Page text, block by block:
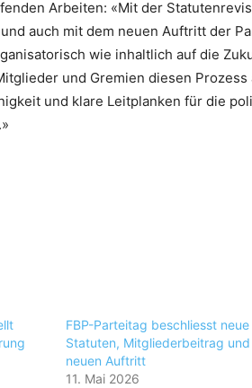
Arbeiten: «Mit der
auch mit dem neuen Auftritt der
wie inhaltlich auf die
und Gremien diesen
und klare Leitplanken für die
FBP-Parteitag beschliesst neue
Statuten, Mitgliederbeitrag und
neuen Auftritt
11. Mai 2026